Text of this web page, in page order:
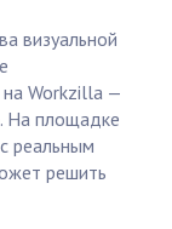
визуальной
Workzilla —
На площадке
реальным
решить